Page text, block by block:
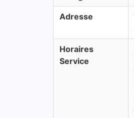
Adresse
Horaires
Service